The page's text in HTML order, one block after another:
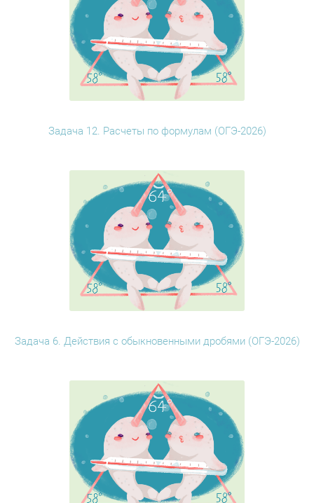
Задача 12. Расчеты по формулам (ОГЭ-2026)
Задача 6. Действия с обыкновенными дробями (ОГЭ-2026)